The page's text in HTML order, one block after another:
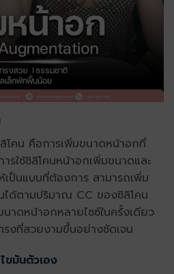
คือการเพิ่มขนาดหน้าอกที่
ใช้ซิลิโคนหน้าอกเพิ่มขนาดและ
ป็นแบบที่ต้องการ สามารถเพิ่ม
ด้ตามปริมาณ CC ของซิลิโคน
าดหน้าอกหลายไซซ์ในครั้งเดียว
งที่สวยงามขึ้นอย่างชัดเจน
ขมันตัวเอง